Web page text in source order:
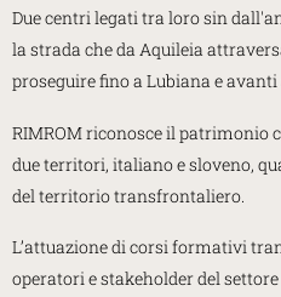
Due centri legati tra loro sin
la strada che da Aquileia
proseguire fino a Lubiana e avanti
RIMROM riconosce il patrimonio
due territori, italiano e sloveno,
del territorio transfrontaliero.
L’attuazione di corsi formativi
operatori e stakeholder del